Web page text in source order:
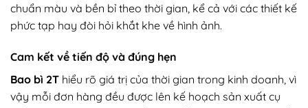
chuẩn màu và bền bỉ theo thời gian, kể cả với các thiết kế
phức tạp hay đòi hỏi khắt khe về hình ảnh.
Cam kết về tiến độ và đúng hẹn
Bao bì 2T hiểu rõ giá trị của thời gian trong kinh doanh, vì
vậy mỗi đơn hàng đều được lên kế hoạch sản xuất cụ